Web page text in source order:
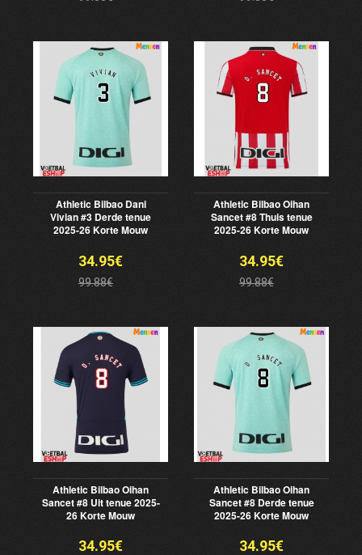
Athletic Bilbao Dani
Vivian #3 Derde tenue
2025-26 Korte Mouw
34.95€
99.88€
Athletic Bilbao Oihan
Sancet #8 Thuis tenue
2025-26 Korte Mouw
34.95€
99.88€
Athletic Bilbao Oihan
Sancet #8 Uit tenue 2025-
26 Korte Mouw
34.95€
Athletic Bilbao Oihan
Sancet #8 Derde tenue
2025-26 Korte Mouw
34.95€